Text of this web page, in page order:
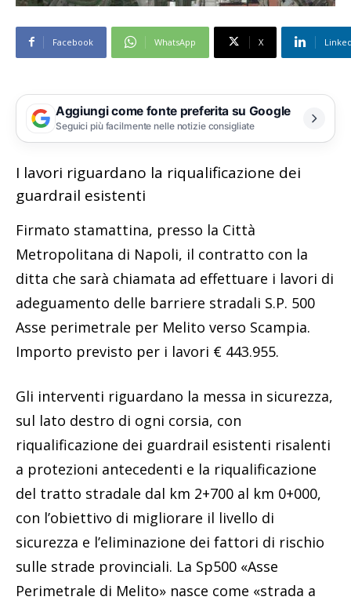
Facebook WhatsApp X
Aggiungi come fonte preferita su Google
Seguici più facilmente nelle notizie consigliate
I lavori riguardano la riqualificazione dei
guardrail esistenti
Firmato stamattina, presso la Città
Metropolitana di Napoli, il contratto con la
ditta che sarà chiamata ad effettuare i lavori di
adeguamento delle barriere stradali S.P. 500
Asse perimetrale per Melito verso Scampia.
Importo previsto per i lavori € 443.955.
Gli interventi riguardano la messa in sicurezza,
sul lato destro di ogni corsia, con
riqualificazione dei guardrail esistenti risalenti
a protezioni antecedenti e la riqualificazione
del tratto stradale dal km 2+700 al km 0+000,
con l’obiettivo di migliorare il livello di
sicurezza e l’eliminazione dei fattori di rischio
sulle strade provinciali. La Sp500 «Asse
Perimetrale di Melito» nasce come «strada a